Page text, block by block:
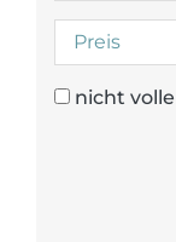
Preis
nicht volle